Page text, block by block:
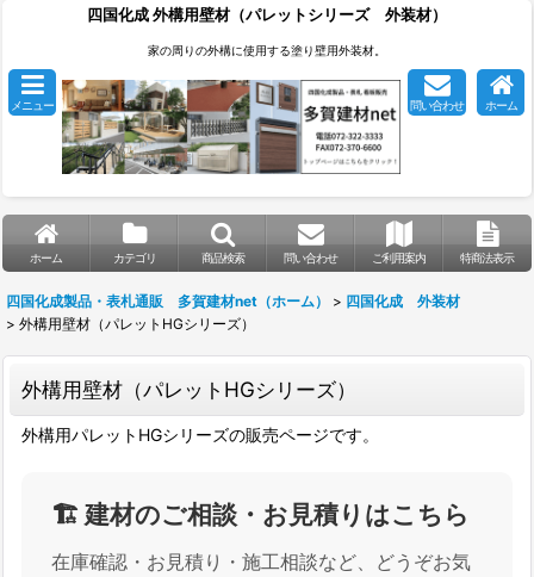
四国化成 外構用壁材（パレットシリーズ 外装材）
家の周りの外構に使用する塗り壁用外装材。
メニュー 問い合わせ ホーム
ホーム カテゴリ 商品検索 問い合わせ ご利用案内 特商法表示
四国化成製品・表札通販 多賀建材net（ホーム） > 四国化成 外装材
> 外構用壁材（パレットHGシリーズ）
外構用壁材（パレットHGシリーズ）
外構用パレットHGシリーズの販売ページです。
🏗️ 建材のご相談・お見積りはこちら
在庫確認・お見積り・施工相談など、どうぞお気